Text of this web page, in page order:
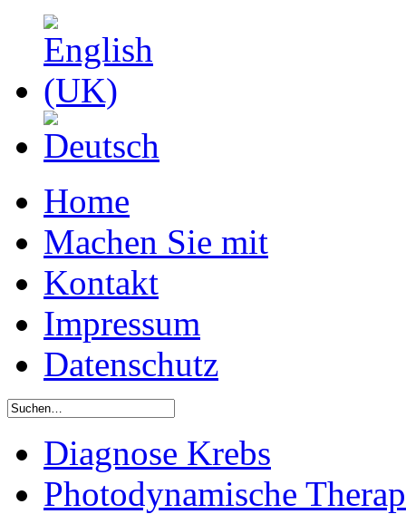
Home
Machen Sie mit
Kontakt
Impressum
Datenschutz
Diagnose Krebs
Photodynamische